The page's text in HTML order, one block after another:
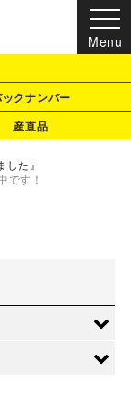
クナンバー
産直品
た』
です！